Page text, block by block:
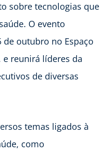
sobre tecnologias que
O evento
de outubro no Espaço
e reunirá líderes da
de diversas
temas ligados à
como